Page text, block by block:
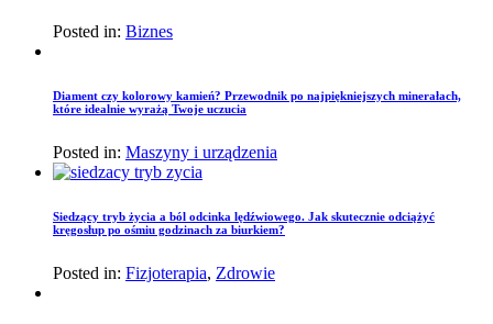
Posted in: Biznes
Diament czy kolorowy kamień? Przewodnik po najpiękniejszych minerałach,
które idealnie wyrażą Twoje uczucia
Posted in: Maszyny i urządzenia
Siedzący tryb życia a ból odcinka lędźwiowego. Jak skutecznie odciążyć
kręgosłup po ośmiu godzinach za biurkiem?
Posted in: Fizjoterapia, Zdrowie